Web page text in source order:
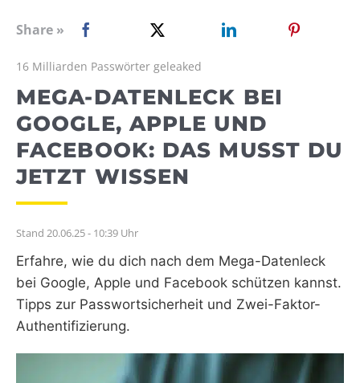
WEBRADIO
Share »
16 Milliarden Passwörter geleaked
MEGA-DATENLECK BEI
GOOGLE, APPLE UND
FACEBOOK: DAS MUSST DU
JETZT WISSEN
Stand 20.06.25 - 10:39 Uhr
Erfahre, wie du dich nach dem Mega-Datenleck
bei Google, Apple und Facebook schützen kannst.
Tipps zur Passwortsicherheit und Zwei-Faktor-
Authentifizierung.